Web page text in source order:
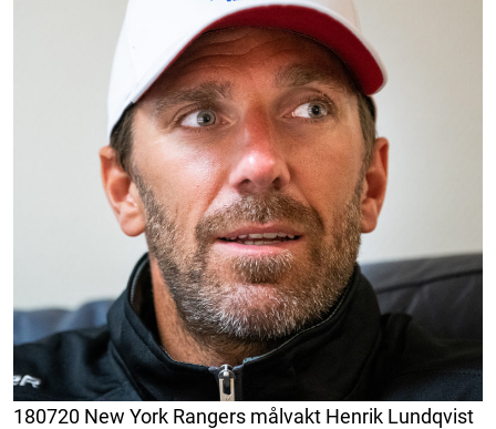
180720 New York Rangers målvakt Henrik Lundqvist